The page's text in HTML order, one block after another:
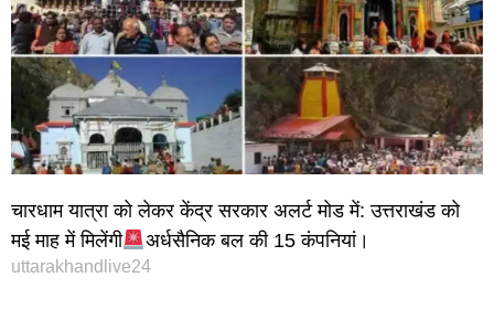
चारधाम यात्रा को लेकर केंद्र सरकार अलर्ट मोड में: उत्तराखंड को
मई माह में मिलेंगी
अर्धसैनिक बल की 15 कंपनियां।
uttarakhandlive24